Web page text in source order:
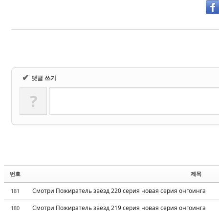
✔ 댓글 쓰기
?
번호 제목
181 Смотри Пожиратель звёзд 220 серия новая серия онгоинга
180 Смотри Пожиратель звёзд 219 серия новая серия онгоинга